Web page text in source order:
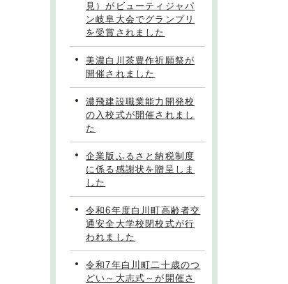
見）がビューティジャパ
ン岐阜大会でグランプリ
を受賞されました
美濃白川茶豊作祈願祭が
開催されました
濃飛建設職業能力開発校
の入校式が開催されまし
た
企業版ふるさと納税制度
に係る感謝状を贈呈しま
した
令和6年度白川町高齢者交
通安全大学校閉校式が行
われました
令和7年白川町二十歳のつ
どい～大志式～が開催さ